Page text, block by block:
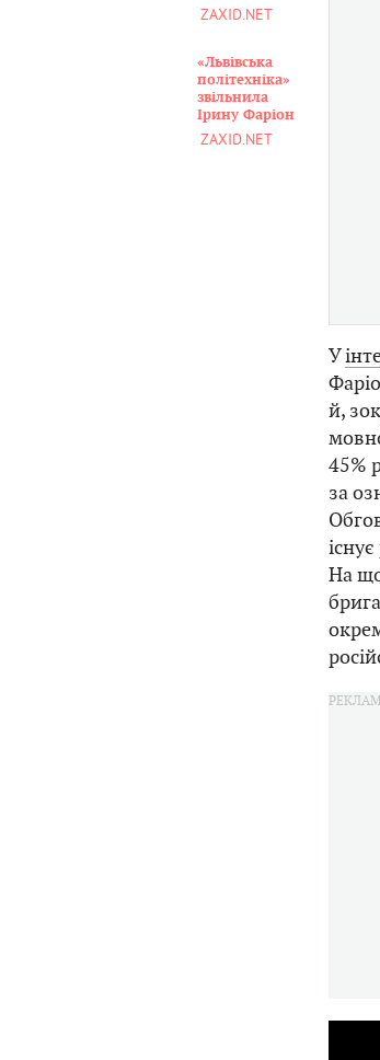
ZAXID.NET
«Львівська
політехніка»
звільнила
Ірину Фаріон
ZAXID.NET
У
й,
45%
за
На